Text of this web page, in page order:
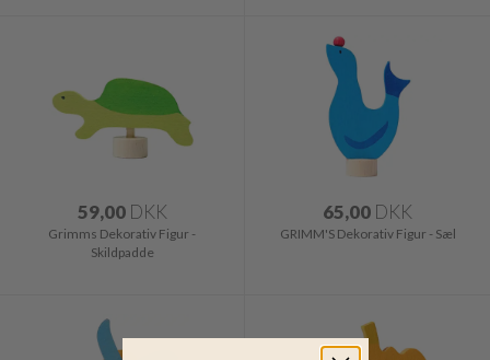
59,00 DKK
Grimms Dekorativ Figur -
Skildpadde
65,00 DKK
GRIMM'S Dekorativ Figur - Sæl